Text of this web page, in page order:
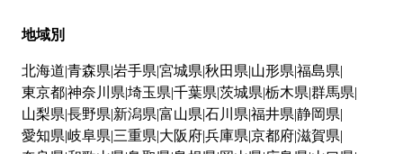
地域別
北海道 青森県 岩手県 宮城県 秋田県 山形県 福島県
東京都神奈川県 埼玉県 千葉県 茨城県 栃木県 群馬県
山梨県 長野県 新潟県 富山県 石川県 福井県 静岡県
愛知県 岐阜県 三重県 大阪府兵庫県 京都府滋賀県